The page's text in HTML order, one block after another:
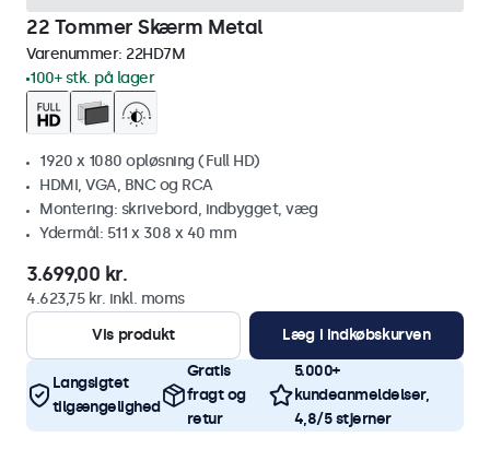
22 Tommer Skærm Metal
Varenummer: 22HD7M
100+ stk. på lager
1920 x 1080 opløsning (Full HD)
HDMI, VGA, BNC og RCA
Montering: skrivebord, indbygget, væg
Ydermål: 511 x 308 x 40 mm
3.699,00 kr.
4.623,75 kr. inkl. moms
Vis produkt
Læg i indkøbskurven
Langsigtet
tilgængelighed
Gratis
fragt og
retur
5.000+
kundeanmeldelser,
4,8/5 stjerner